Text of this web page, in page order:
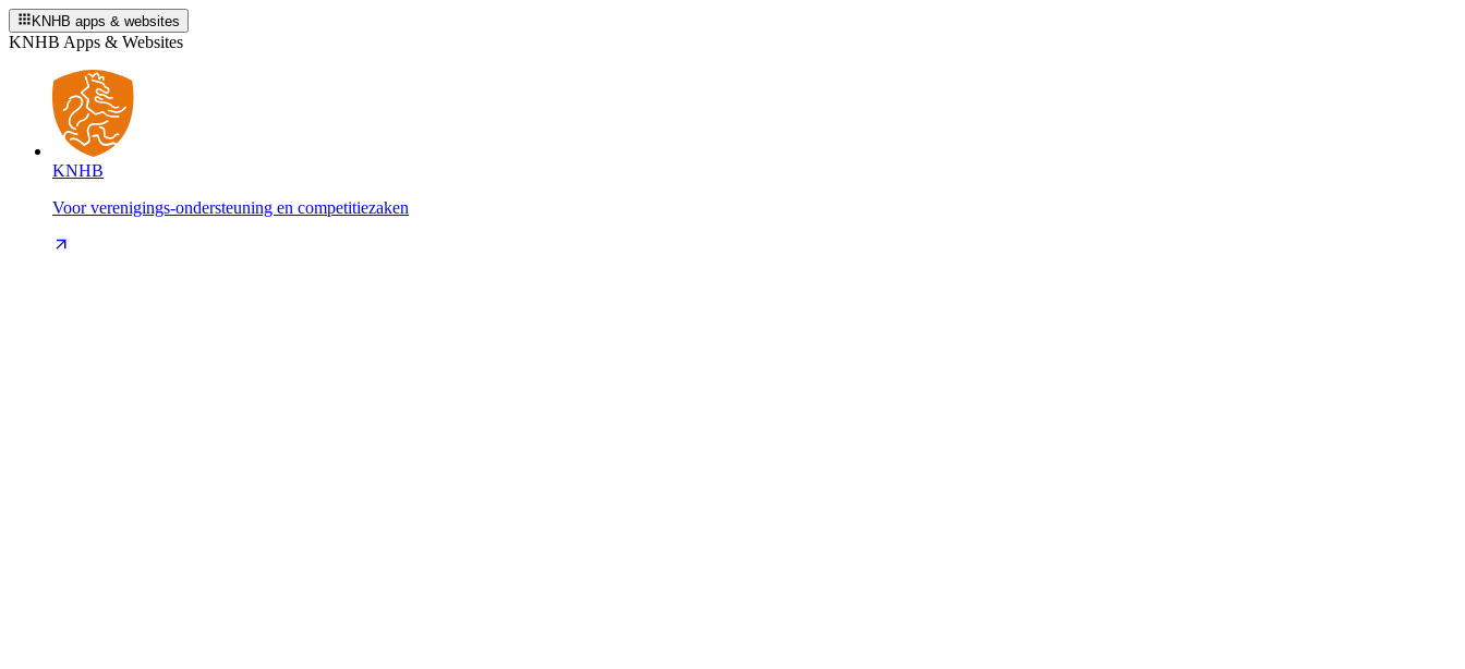
KNHB apps & websites
KNHB Apps & Websites
KNHB
Voor verenigings-ondersteuning en competitiezaken